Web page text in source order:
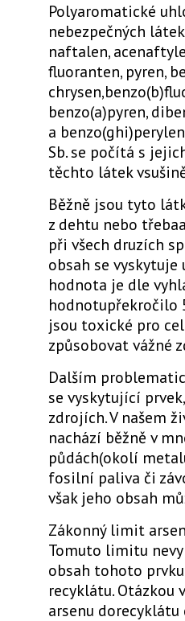
Polyaromatické
nebezpečných
naftalen,
fluoranten, pyren,
benzo(a)pyren,
a
Sb. se počítá s
těchto látek
Běžně jsou tyto
z dehtu nebo
při všech druzích
obsah se
hodnota je dle
hodnotupřekročilo
jsou toxické pro
způsobovat vážné
Dalším
se vyskytující
zdrojích. V našem
nachází běžně v
půdách(okolí
fosilní paliva či
však jeho obsah
Zákonný limit
Tomuto limitu
obsah tohoto
recyklátu. Otázkou
arsenu dorecyklátu